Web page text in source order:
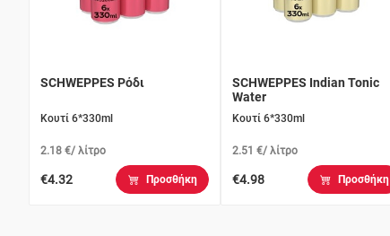
SCHWEPPES Ρόδι
Κουτί 6*330ml
2.18 €/ λίτρο
€4.32 Προσθήκη
SCHWEPPES Indian Tonic
Water
Κουτί 6*330ml
2.51 €/ λίτρο
€4.98 Προσθήκη